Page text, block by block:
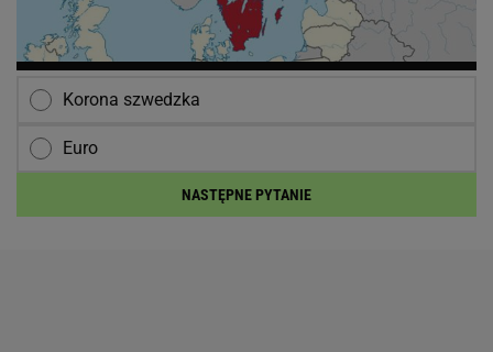
Korona szwedzka
Euro
NASTĘPNE PYTANIE